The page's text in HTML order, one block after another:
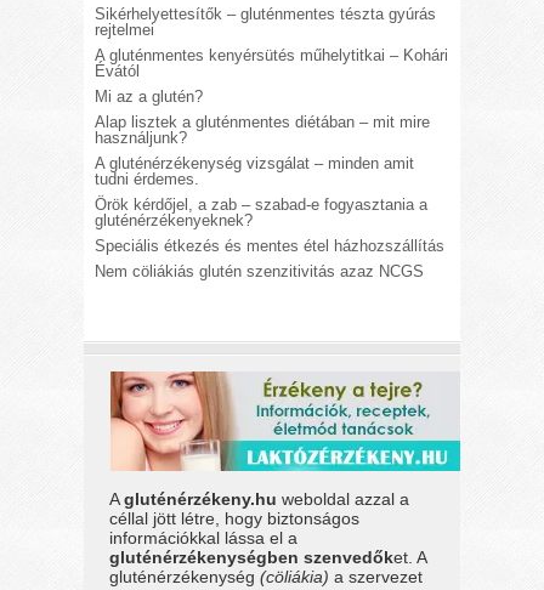
Sikérhelyettesítők – gluténmentes tészta gyúrás
rejtelmei
A gluténmentes kenyérsütés műhelytitkai – Kohári
Évától
Mi az a glutén?
Alap lisztek a gluténmentes diétában – mit mire
használjunk?
A gluténérzékenység vizsgálat – minden amit
tudni érdemes.
Örök kérdőjel, a zab – szabad-e fogyasztania a
gluténérzékenyeknek?
Speciális étkezés és mentes étel házhozszállítás
Nem cöliákiás glutén szenzitivitás azaz NCGS
Agluténérzékeny.hu weboldal azzal a
céllal jött létre, hogy biztonságos
információkkal lássa el a
gluténérzékenységben szenvedőket. A
gluténérzékenység(cöliákia) a szervezet